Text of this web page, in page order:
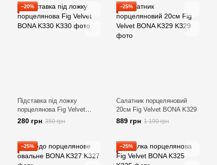
−20%
Підставка під ложку
порцелянова Fig Velvet
BONA K330
280 грн 350 грн
−25%
Салатник порцеляновий
20см Fig Velvet BONA K329
889 грн 1 190 грн
−25% −25%